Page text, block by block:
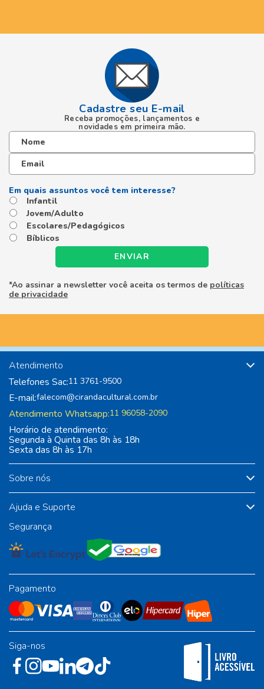
Cadastre seu E-mail
Receba promoções, lançamentos e
novidades em primeira mão.
Infantil
Jovem/Adulto
Escolares/Pedagógicos
Bíblicos
ENVIAR
*Ao assinar a newsletter você aceita os termos de políticas
de privacidade
Sobre nós
Ajuda e Suporte
Atendimento
Telefones Sac:11 3761-9500
E-mail:falecom@cirandacultural.com.br
Atendimento Whatsapp:11 96058-2090
Horário de atendimento:
Segunda à Quinta das 8h às 18h
Sexta das 8h às 17h
Segurança
Pagamento
Siga-nos